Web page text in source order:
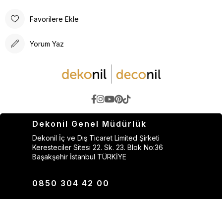
Favorilere Ekle
Yorum Yaz
Dekonil Genel Müdürlük
Dekonil İç ve Dış Ticaret Limited Şirketi
Keresteciler Sitesi 22. Sk. 23. Blok No:36
Başakşehir İstanbul TÜRKİYE
0850 304 42 00